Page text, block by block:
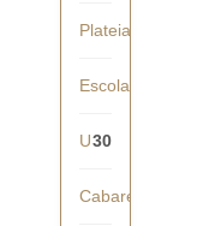
Plateia
Escola
U30
Cabaret